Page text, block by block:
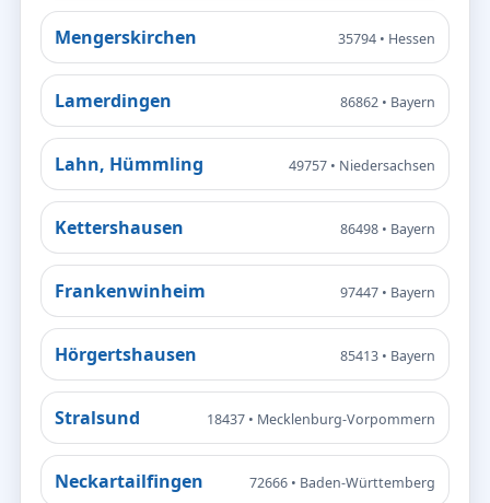
Mengerskirchen 35794 • Hessen
Lamerdingen 86862 • Bayern
Lahn, Hümmling 49757 • Niedersachsen
Kettershausen 86498 • Bayern
Frankenwinheim 97447 • Bayern
Hörgertshausen 85413 • Bayern
Stralsund 18437 • Mecklenburg-Vorpommern
Neckartailfingen 72666 • Baden-Württemberg